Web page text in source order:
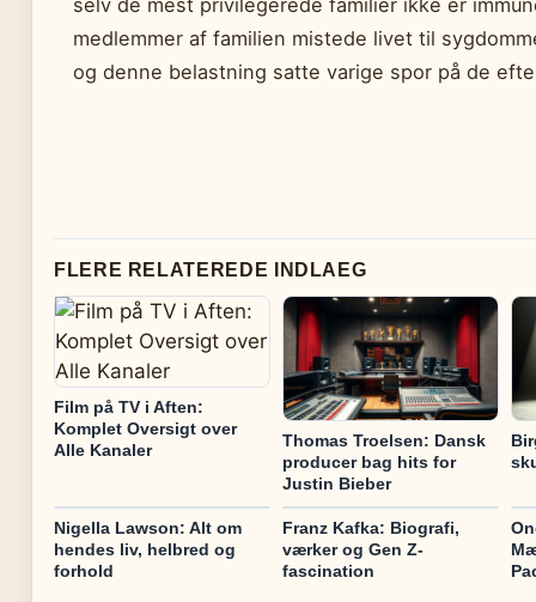
selv de mest privilegerede familier ikke er
medlemmer af familien mistede livet til
og denne belastning satte varige spor på de
FLERE RELATEREDE INDLAEG
Film på TV i Aften:
Komplet Oversigt over
Alle Kanaler
Thomas Troelsen: Dansk
producer bag hits for
Justin Bieber
Nigella Lawson: Alt om
hendes liv, helbred og
forhold
Franz Kafka: Biografi,
værker og Gen Z-
fascination